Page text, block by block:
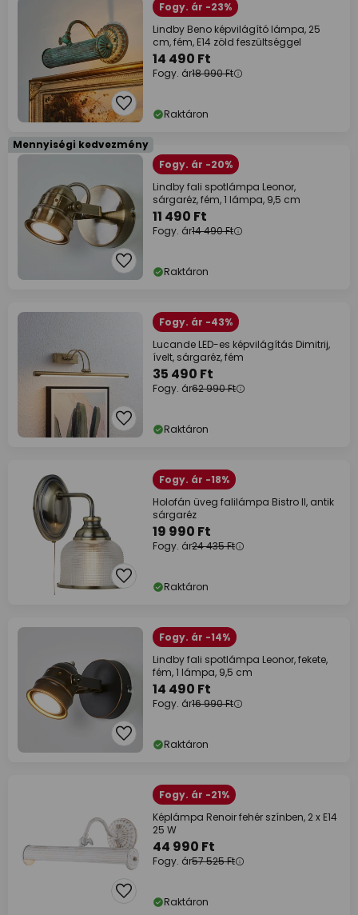
Fogy. ár -23%
Lindby Beno képvilágító lámpa, 25
cm, fém, E14 zöld feszültséggel
14 490 Ft
Fogy. ár18 990 Ft
Raktáron
Mennyiségi kedvezmény
Fogy. ár -20%
Lindby fali spotlámpa Leonor,
sárgaréz, fém, 1 lámpa, 9,5 cm
11 490 Ft
Fogy. ár14 490 Ft
Raktáron
Fogy. ár -43%
Lucande LED-es képvilágítás Dimitrij,
ívelt, sárgaréz, fém
35 490 Ft
Fogy. ár62 990 Ft
Raktáron
Fogy. ár -18%
Holofán üveg falilámpa Bistro II, antik
sárgaréz
19 990 Ft
Fogy. ár24 435 Ft
Raktáron
Fogy. ár -14%
Lindby fali spotlámpa Leonor, fekete,
fém, 1 lámpa, 9,5 cm
14 490 Ft
Fogy. ár16 990 Ft
Raktáron
Fogy. ár -21%
Képlámpa Renoir fehér színben, 2 x E14
25 W
44 990 Ft
Fogy. ár57 525 Ft
Raktáron